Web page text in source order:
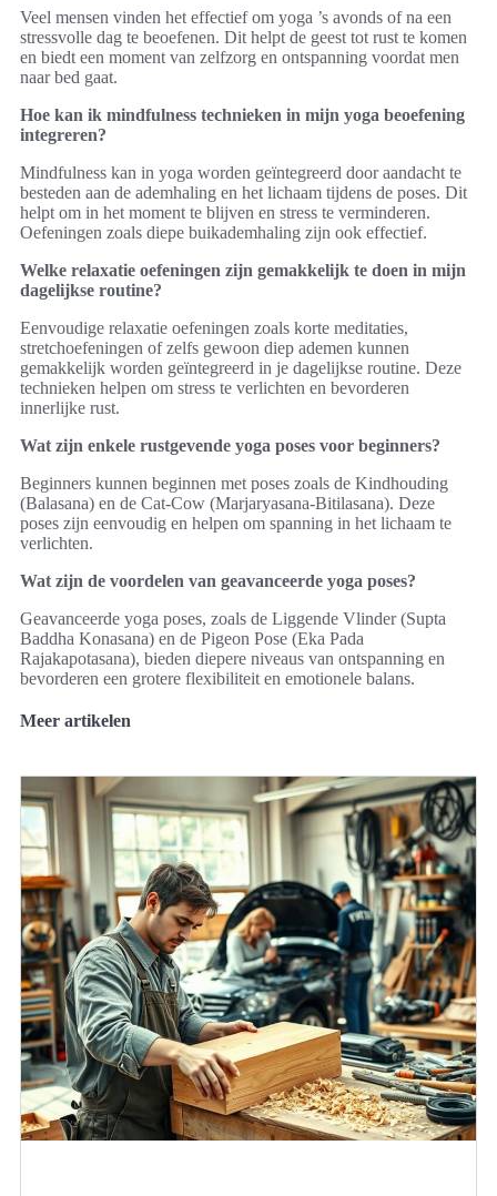
Veel mensen vinden het effectief om yoga ’s avonds of na een
stressvolle dag te beoefenen. Dit helpt de geest tot rust te komen
en biedt een moment van zelfzorg en ontspanning voordat men
naar bed gaat.
Hoe kan ik mindfulness technieken in mijn yoga beoefening
integreren?
Mindfulness kan in yoga worden geïntegreerd door aandacht te
besteden aan de ademhaling en het lichaam tijdens de poses. Dit
helpt om in het moment te blijven en stress te verminderen.
Oefeningen zoals diepe buikademhaling zijn ook effectief.
Welke relaxatie oefeningen zijn gemakkelijk te doen in mijn
dagelijkse routine?
Eenvoudige relaxatie oefeningen zoals korte meditaties,
stretchoefeningen of zelfs gewoon diep ademen kunnen
gemakkelijk worden geïntegreerd in je dagelijkse routine. Deze
technieken helpen om stress te verlichten en bevorderen
innerlijke rust.
Wat zijn enkele rustgevende yoga poses voor beginners?
Beginners kunnen beginnen met poses zoals de Kindhouding
(Balasana) en de Cat-Cow (Marjaryasana-Bitilasana). Deze
poses zijn eenvoudig en helpen om spanning in het lichaam te
verlichten.
Wat zijn de voordelen van geavanceerde yoga poses?
Geavanceerde yoga poses, zoals de Liggende Vlinder (Supta
Baddha Konasana) en de Pigeon Pose (Eka Pada
Rajakapotasana), bieden diepere niveaus van ontspanning en
bevorderen een grotere flexibiliteit en emotionele balans.
Meer artikelen